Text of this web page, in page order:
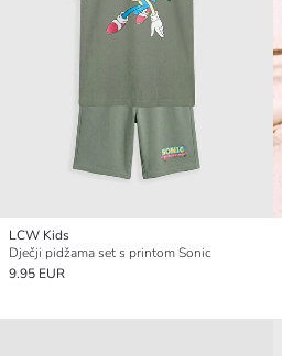
LCW Kids
Dječji pidžama set s printom Sonic
9.95 EUR